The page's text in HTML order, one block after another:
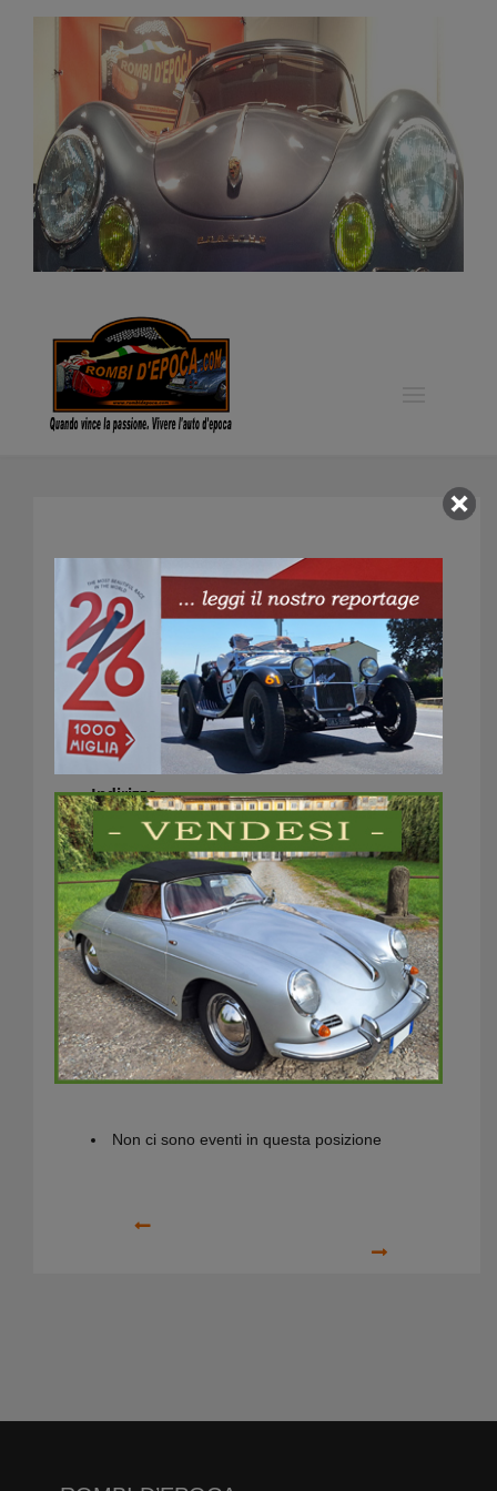
Porsche Experience
Center Franciacorta
Indirizzo
Via Bargnana, 2
25030 Bargnana (BS)
Italia
Prossimi Eventi
Non ci sono eventi in questa posizione